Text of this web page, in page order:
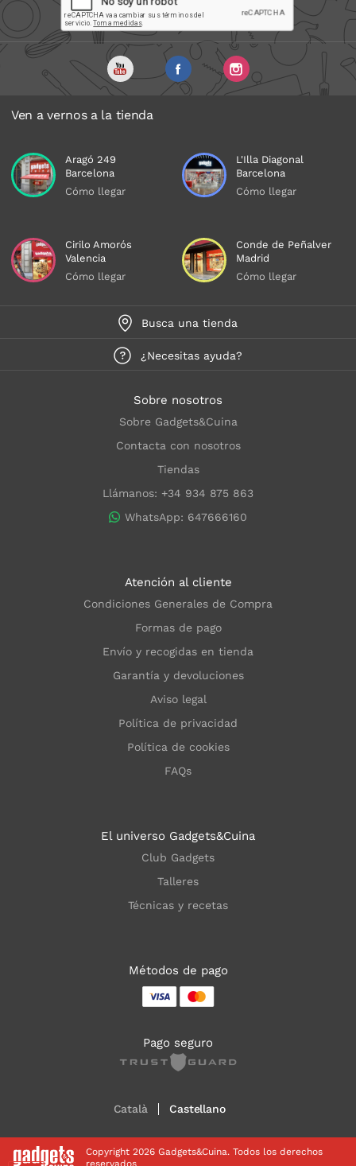
Ven a vernos a la tienda
Aragó 249
Barcelona
Cómo llegar
L'Illa Diagonal
Barcelona
Cómo llegar
Cirilo Amorós
Valencia
Cómo llegar
Conde de Peñalver
Madrid
Cómo llegar
Busca una tienda
¿Necesitas ayuda?
Sobre nosotros
Sobre Gadgets&Cuina
Contacta con nosotros
Tiendas
Llámanos: +34 934 875 863
WhatsApp: 647666160
Atención al cliente
Condiciones Generales de Compra
Formas de pago
Envío y recogidas en tienda
Garantía y devoluciones
Aviso legal
Política de privacidad
Política de cookies
FAQs
El universo Gadgets&Cuina
Club Gadgets
Talleres
Técnicas y recetas
Métodos de pago
Pago seguro
Català Castellano
Copyright 2026 Gadgets&Cuina. Todos los derechos
reservados